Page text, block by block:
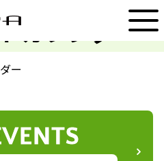
カレンダー
ー